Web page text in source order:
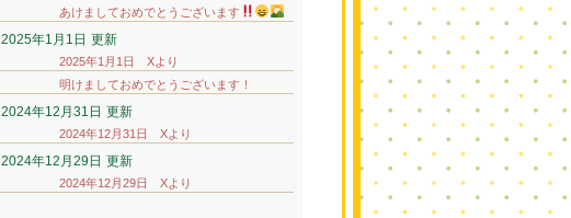
あけましておめでとうございます
2025年1月1日 更新
2025年1月1日 Xより
明けましておめでとうございます！
2024年12月31日 更新
2024年12月31日 Xより
2024年12月29日 更新
2024年12月29日 Xより